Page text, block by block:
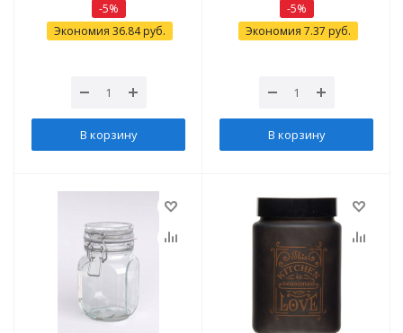
-5%
Экономия 36.84руб.
В корзину
-5%
Экономия 7.37 руб.
В корзину